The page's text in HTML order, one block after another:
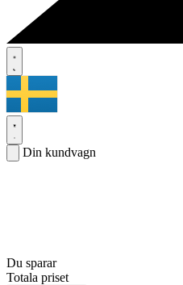
Din kundvagn
Du sparar
Totala priset